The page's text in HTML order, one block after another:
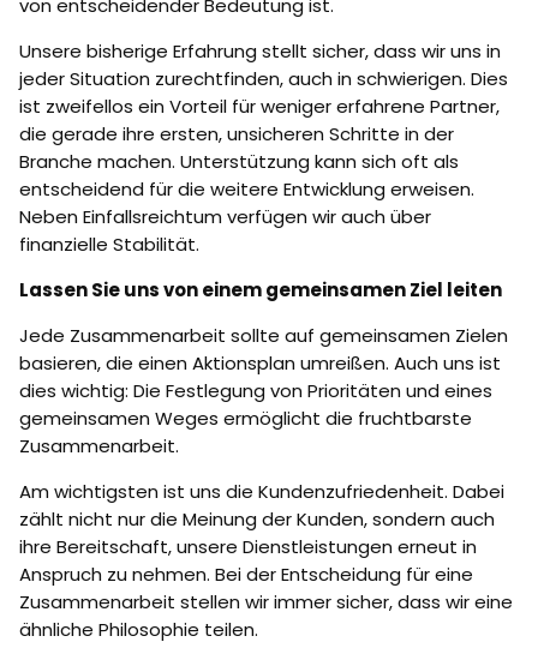
Unsere bisherige Erfahrung stellt sicher, dass wir uns in
jeder Situation zurechtfinden, auch in schwierigen. Dies
ist zweifellos ein Vorteil für weniger erfahrene Partner,
die gerade ihre ersten, unsicheren Schritte in der
Branche machen. Unterstützung kann sich oft als
entscheidend für die weitere Entwicklung erweisen.
Neben Einfallsreichtum verfügen wir auch über
finanzielle Stabilität.
Lassen Sie uns von einem gemeinsamen Ziel leiten
Jede Zusammenarbeit sollte auf gemeinsamen Zielen
basieren, die einen Aktionsplan umreißen. Auch uns ist
dies wichtig: Die Festlegung von Prioritäten und eines
gemeinsamen Weges ermöglicht die fruchtbarste
Zusammenarbeit.
Am wichtigsten ist uns die Kundenzufriedenheit. Dabei
zählt nicht nur die Meinung der Kunden, sondern auch
ihre Bereitschaft, unsere Dienstleistungen erneut in
Anspruch zu nehmen. Bei der Entscheidung für eine
Zusammenarbeit stellen wir immer sicher, dass wir eine
ähnliche Philosophie teilen.